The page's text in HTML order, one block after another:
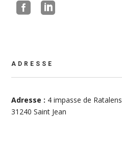
 
ADRESSE
Adresse : 4 impasse de Ratalens
31240 Saint Jean